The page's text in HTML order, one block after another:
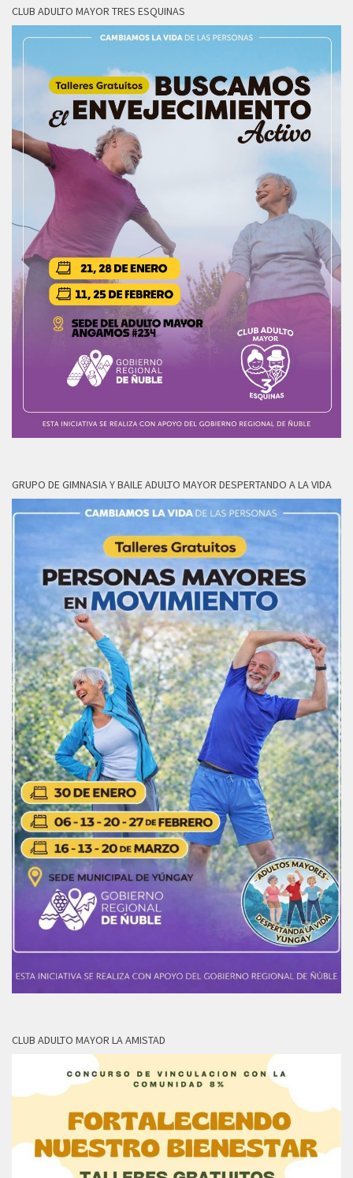
CLUB ADULTO MAYOR TRES ESQUINAS
GRUPO DE GIMNASIA Y BAILE ADULTO MAYOR DESPERTANDO A LA VIDA
CLUB ADULTO MAYOR LA AMISTAD